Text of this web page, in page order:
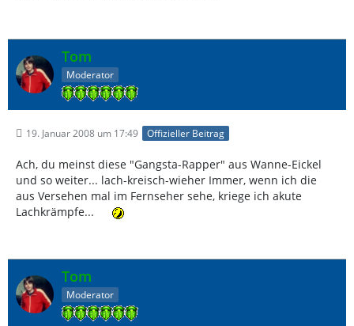
Tom
Moderator
19. Januar 2008 um 17:49 Offizieller Beitrag
Ach, du meinst diese "Gangsta-Rapper" aus Wanne-Eickel
und so weiter... lach-kreisch-wieher Immer, wenn ich die
aus Versehen mal im Fernseher sehe, kriege ich akute
Lachkrämpfe...
Tom
Moderator